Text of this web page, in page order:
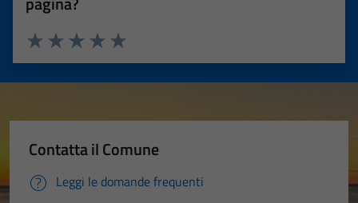
Valuta 5 stelle su 5
Valuta 4 stelle su 5
Valuta 3 stelle su 5
Valuta 2 stelle su 5
Valuta 1 stelle su 5
Contatta il Comune
Leggi le domande frequenti